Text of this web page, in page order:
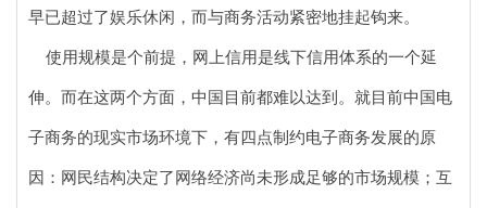
早已超过了娱乐休闲，而与商务活动紧密地挂起钩来。
使用规模是个前提，网上信用是线下信用体系的一个延
伸。而在这两个方面，中国目前都难以达到。就目前中国电
子商务的现实市场环境下，有四点制约电子商务发展的原
因：网民结构决定了网络经济尚未形成足够的市场规模；互